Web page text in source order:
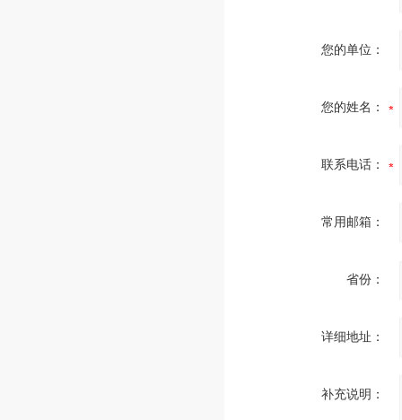
您的单位：
您的姓名：
联系电话：
常用邮箱：
省份：
详细地址：
补充说明：